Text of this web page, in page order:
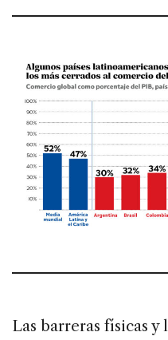
Las barreras físicas